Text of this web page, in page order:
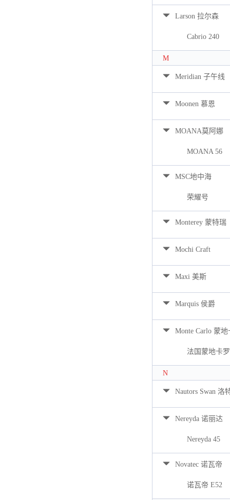
Larson 拉尔森
Cabrio 240
M
Meridian 子午线
Moonen 慕恩
MOANA莫阿娜
MOANA 56
MSC地中海
荣耀号
Monterey 蒙特瑞
Mochi Craft
Maxi 美斯
Marquis 侯爵
Monte Carlo 蒙地
法国蒙地卡
N
Nautors Swan 洛
Nereyda 诺丽达
Nereyda 45
Novatec 诺瓦帝
诺瓦帝 E52